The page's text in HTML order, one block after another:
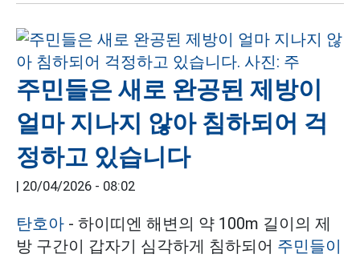
주민들은 새로 완공된 제방이
얼마 지나지 않아 침하되어 걱
정하고 있습니다
| 20/04/2026 - 08:02
탄호아 - 하이띠엔 해변의 약 100m 길이의 제
방 구간이 갑자기 심각하게 침하되어 주민들이